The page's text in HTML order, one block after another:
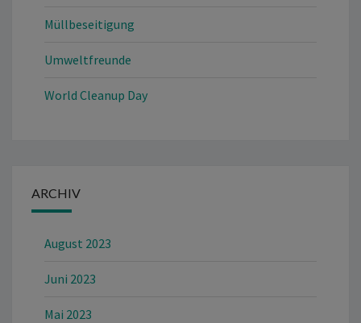
Müllbeseitigung
Umweltfreunde
World Cleanup Day
ARCHIV
August 2023
Juni 2023
Mai 2023